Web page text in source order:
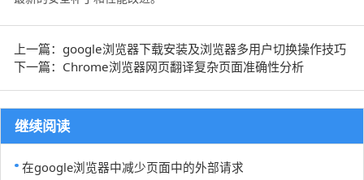
上一篇：google浏览器下载安装及浏览器多用户切换操作技巧
下一篇：Chrome浏览器网页翻译复杂页面准确性分析
继续阅读
在google浏览器中减少页面中的外部请求